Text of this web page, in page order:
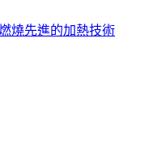
燒先進的加熱技術